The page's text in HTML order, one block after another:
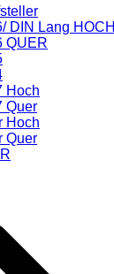
DIN Lang HOCH
QUER
Hoch
Quer
Hoch
Quer